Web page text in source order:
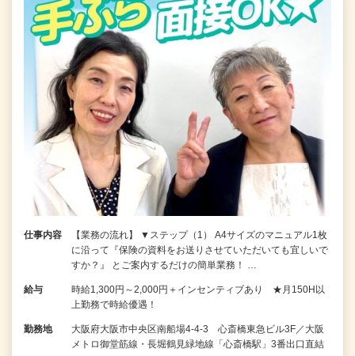
仕事内容
【業務の流れ】 ▼ステップ（1） A4サイズのマニュアル1枚
に沿って『保険の資料をお送りさせていただいても宜しいで
すか？』 とご案内するだけの簡単業務！ …
給与
時給1,300円～2,000円＋インセンティブあり ★月150H以
上勤務で時給優遇！
勤務地
大阪府大阪市中央区南船場4-4-3 心斎橋東急ビル3F／大阪
メトロ御堂筋線・長堀鶴見緑地線「心斎橋駅」3番出口直結